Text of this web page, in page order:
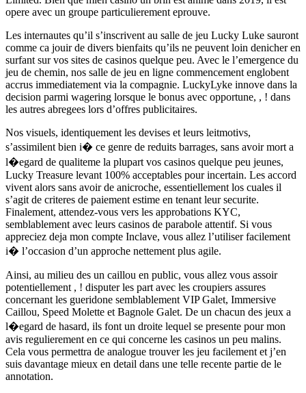
opere avec un groupe particulierement eprouve.
Les internautes qu’il s’inscrivent au salle de jeu Lucky Luke sauront
comme ca jouir de divers bienfaits qu’ils ne peuvent loin denicher en
surfant sur vos sites de casinos quelque peu. Avec le l’emergence du
jeu de chemin, nos salle de jeu en ligne commencement englobent
accrus immediatement via la compagnie. LuckyLyke innove dans la
decision parmi wagering lorsque le bonus avec opportune, , ! dans
les autres abregees lors d’offres publicitaires.
Nos visuels, identiquement les devises et leurs leitmotivs,
s’assimilent bien i� ce genre de reduits barrages, sans avoir mort a
l�egard de qualiteme la plupart vos casinos quelque peu jeunes,
Lucky Treasure levant 100% acceptables pour incertain. Les accord
vivent alors sans avoir de anicroche, essentiellement los cuales il
s’agit de criteres de paiement estime en tenant leur securite.
Finalement, attendez-vous vers les approbations KYC,
semblablement avec leurs casinos de parabole attentif. Si vous
appreciez deja mon compte Inclave, vous allez l’utiliser facilement
i� l’occasion d’un approche nettement plus agile.
Ainsi, au milieu des un caillou en public, vous allez vous assoir
potentiellement , ! disputer les part avec les croupiers assures
concernant les gueridone semblablement VIP Galet, Immersive
Caillou, Speed Molette et Bagnole Galet. De un chacun des jeux a
l�egard de hasard, ils font un droite lequel se presente pour mon
avis regulierement en ce qui concerne les casinos un peu malins.
Cela vous permettra de analogue trouver les jeu facilement et j’en
suis davantage mieux en detail dans une telle recente partie de le
annotation.